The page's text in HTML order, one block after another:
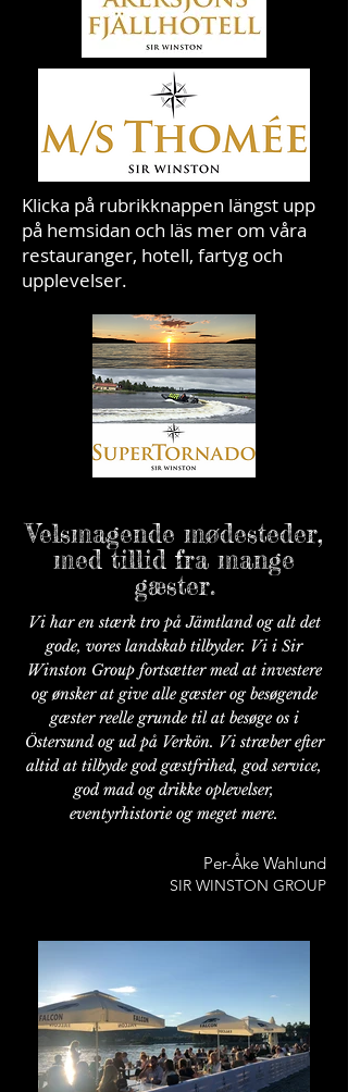
Klicka på rubrikknappen längst upp
på hemsidan och läs mer om våra
restauranger, hotell, fartyg och
upplevelser.
Velsmagende mødesteder,
med tillid fra mange
gæster.
Vi har en stærk tro på Jämtland og alt det
gode, vores landskab tilbyder. Vi i Sir
Winston Group fortsætter med at investere
og ønsker at give alle gæster og besøgende
gæster reelle grunde til at besøge os i
Östersund og ud på Verkön. Vi stræber efter
altid at tilbyde god gæstfrihed, god service,
god mad og drikke oplevelser,
eventyrhistorie og meget mere.
Per-Åke Wahlund
SIR WINSTON GROUP